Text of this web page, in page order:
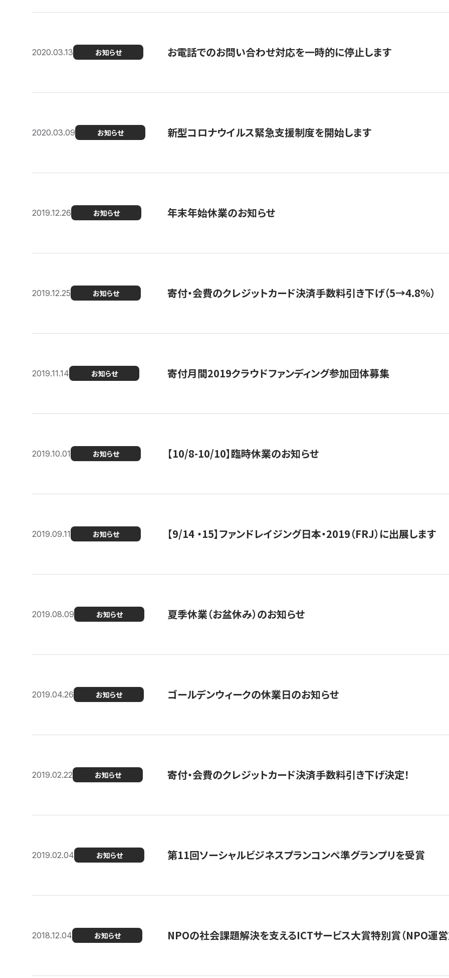
2020.03.13 お知らせ お電話でのお問い合わせ対応を一時的に停止します
2020.03.09 お知らせ 新型コロナウイルス緊急支援制度を開始します
2019.12.26 お知らせ 年末年始休業のお知らせ
2019.12.25 お知らせ 寄付・会費のクレジットカード決済手数料引き下げ（5→4.8%）
2019.11.14 お知らせ 寄付月間2019クラウドファンディング参加団体募集
2019.10.01 お知らせ 【10/8-10/10】臨時休業のお知らせ
2019.09.11 お知らせ 【9/14 ・15】ファンドレイジング日本・2019（FRJ）に出展します
2019.08.09 お知らせ 夏季休業（お盆休み）のお知らせ
2019.04.26 お知らせ ゴールデンウィークの休業日のお知らせ
2019.02.22 お知らせ 寄付・会費のクレジットカード決済手数料引き下げ決定！
2019.02.04 お知らせ 第11回ソーシャルビジネスプランコンペ準グランプリを受賞
2018.12.04 お知らせ NPOの社会課題解決を支えるICTサービス大賞特別賞（NPO運